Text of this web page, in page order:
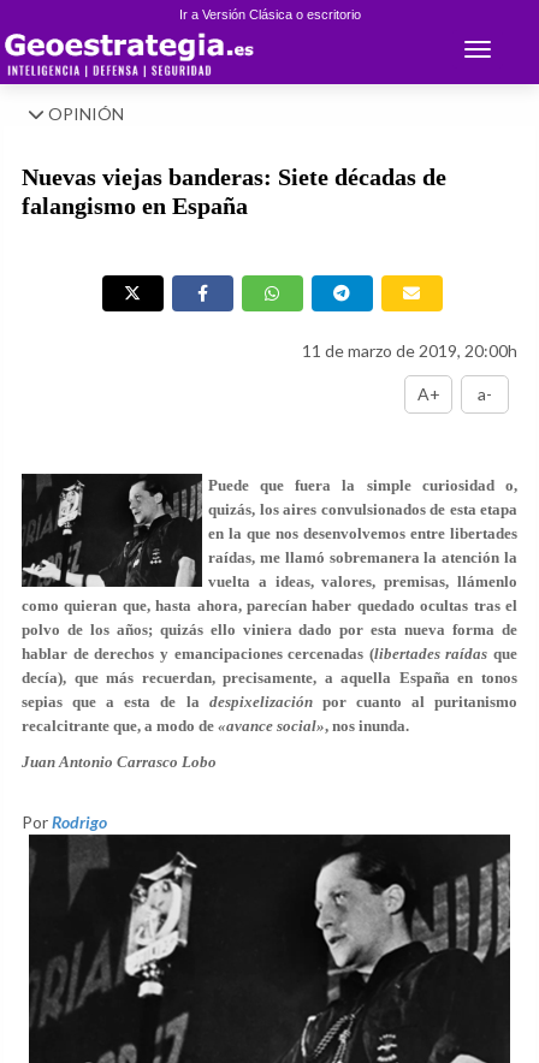
Ir a Versión Clásica o escritorio
Toggle
OPINIÓN
Nuevas viejas banderas: Siete décadas de
falangismo en España
11 de marzo de 2019, 20:00h
A+ a-
Puede que fuera la simple curiosidad o,
quizás, los aires convulsionados de esta etapa
en la que nos desenvolvemos entre libertades
raídas, me llamó sobremanera la atención la
vuelta a ideas, valores, premisas, llámenlo
como quieran que, hasta ahora, parecían haber quedado ocultas tras el
polvo de los años; quizás ello viniera dado por esta nueva forma de
hablar de derechos y emancipaciones cercenadas (libertades raídas que
decía), que más recuerdan, precisamente, a aquella España en tonos
sepias que a esta de la despixelizaciónpor cuanto al puritanismo
recalcitrante que, a modo de «avance social», nos inunda.
Juan Antonio Carrasco Lobo
PorRodrigo